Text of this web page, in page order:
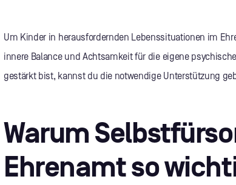
Um Kinder in herausfordernden Lebenssituationen im
innere Balance und Achtsamkeit für die eigene
gestärkt bist, kannst du die notwendige Unterstützung
Warum
Ehrenamt so